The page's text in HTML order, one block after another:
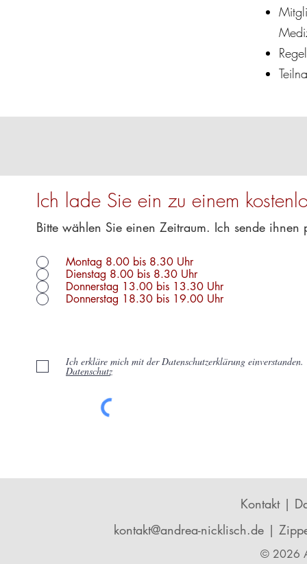
Ich lade Sie ein zu einem
Bitte wählen Sie einen Zeitraum. Ich sende
Montag 8.00 bis 8.30 Uhr
Dienstag 8.00 bis 8.30 Uhr
Donnerstag 13.00 bis 13.30 Uhr
Donnerstag 18.30 bis 19.00 Uhr
Ich erkläre mich mit der Datenschutzerklärung einverstanden.
Datenschutz
Kontakt |
kontakt@andrea-nicklisch.de|
© 2026